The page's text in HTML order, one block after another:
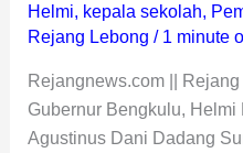
Helmi, kepala sekolah,
Rejang Lebong / 1 minute
Rejangnews.com ||
Gubernur Bengkulu,
Agustinus Dani Dadang